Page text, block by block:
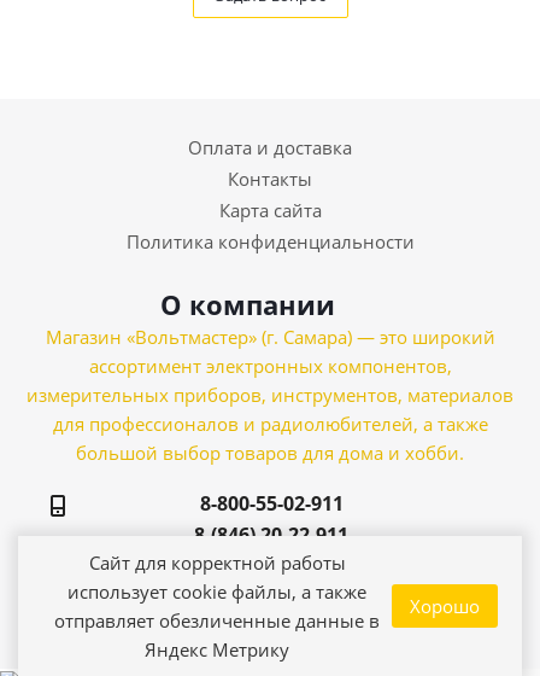
Оплата и доставка
Контакты
Карта сайта
Политика конфиденциальности
О компании
Магазин «Вольтмастер» (г. Самара) — это широкий
ассортимент электронных компонентов,
измерительных приборов, инструментов, материалов
для профессионалов и радиолюбителей, а также
большой выбор товаров для дома и хобби.
8-800-55-02-911
8-(846) 20-22-911
Самара, ул. Зои
Космодемьянской, 21
Сайт для корректной работы
использует cookie файлы, а также
отправляет обезличенные данные в
Яндекс Метрику
Хорошо